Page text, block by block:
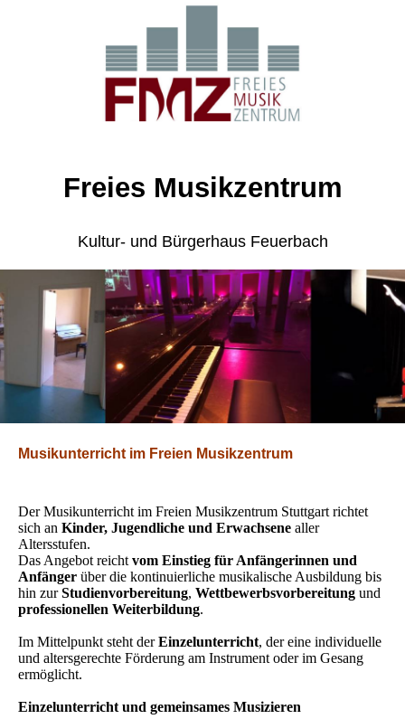
Freies Musikzentrum
Kultur- und Bürgerhaus Feuerbach
Musikunterricht im Freien Musikzentrum
Der Musikunterricht im Freien Musikzentrum Stuttgart richtet
sich an Kinder, Jugendliche und Erwachsene aller
Altersstufen.
Das Angebot reicht vom Einstieg für Anfängerinnen und
Anfänger über die kontinuierliche musikalische Ausbildung bis
hin zurStudienvorbereitung, Wettbewerbsvorbereitung und
professionellen Weiterbildung.
Im Mittelpunkt steht derEinzelunterricht, der eine individuelle
und altersgerechte Förderung am Instrument oder im Gesang
ermöglicht.
Einzelunterricht und gemeinsames Musizieren